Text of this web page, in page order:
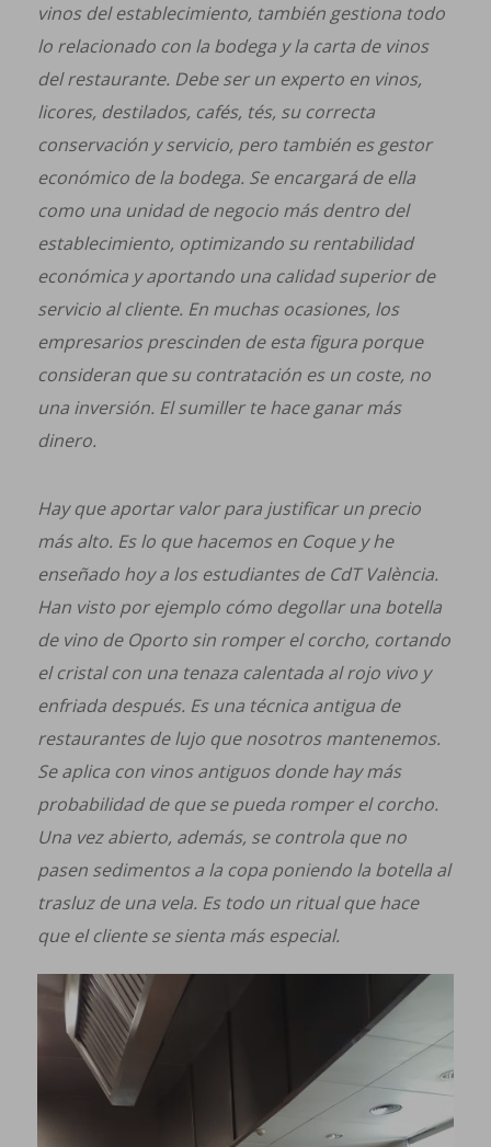
vinos del establecimiento, también gestiona todo
lo relacionado con la bodega y la carta de vinos
del restaurante. Debe ser un experto en vinos,
licores, destilados, cafés, tés, su correcta
conservación y servicio, pero también es gestor
económico de la bodega. Se encargará de ella
como una unidad de negocio más dentro del
establecimiento, optimizando su rentabilidad
económica y aportando una calidad superior de
servicio al cliente. En muchas ocasiones, los
empresarios prescinden de esta figura porque
consideran que su contratación es un coste, no
una inversión. El sumiller te hace ganar más
dinero.
Hay que aportar valor para justificar un precio
más alto. Es lo que hacemos en Coque y he
enseñado hoy a los estudiantes de CdT València.
Han visto por ejemplo cómo degollar una botella
de vino de Oporto sin romper el corcho, cortando
el cristal con una tenaza calentada al rojo vivo y
enfriada después. Es una técnica antigua de
restaurantes de lujo que nosotros mantenemos.
Se aplica con vinos antiguos donde hay más
probabilidad de que se pueda romper el corcho.
Una vez abierto, además, se controla que no
pasen sedimentos a la copa poniendo la botella al
trasluz de una vela. Es todo un ritual que hace
que el cliente se sienta más especial.